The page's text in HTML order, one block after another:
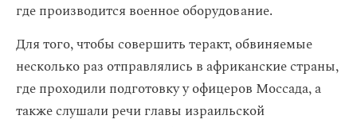
где производится военное оборудование.
Для того, чтобы совершить теракт, обвиняемые
несколько раз отправлялись в африканские страны,
где проходили подготовку у офицеров Моссада, а
также слушали речи главы израильской